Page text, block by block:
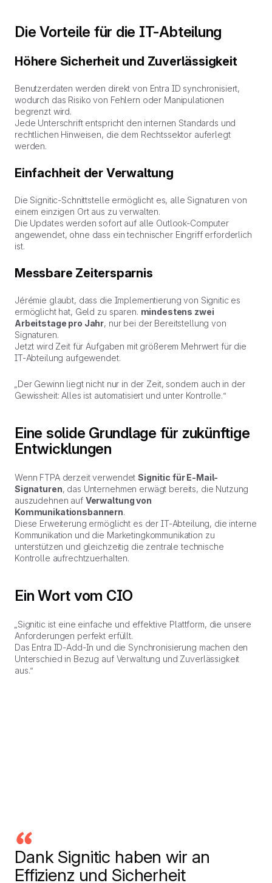
Die Vorteile für die IT-Abteilung
Höhere Sicherheit und Zuverlässigkeit
Benutzerdaten werden direkt von Entra ID synchronisiert,
wodurch das Risiko von Fehlern oder Manipulationen
begrenzt wird.
Jede Unterschrift entspricht den internen Standards und
rechtlichen Hinweisen, die dem Rechtssektor auferlegt
werden.
Einfachheit der Verwaltung
Die Signitic-Schnittstelle ermöglicht es, alle Signaturen von
einem einzigen Ort aus zu verwalten.
Die Updates werden sofort auf alle Outlook-Computer
angewendet, ohne dass ein technischer Eingriff erforderlich
ist.
Messbare Zeitersparnis
Jérémie glaubt, dass die Implementierung von Signitic es
ermöglicht hat, Geld zu sparen. mindestens zwei
Arbeitstage pro Jahr, nur bei der Bereitstellung von
Signaturen.
Jetzt wird Zeit für Aufgaben mit größerem Mehrwert für die
IT-Abteilung aufgewendet.
„Der Gewinn liegt nicht nur in der Zeit, sondern auch in der
Gewissheit: Alles ist automatisiert und unter Kontrolle.“
Eine solide Grundlage für zukünftige
Entwicklungen
Wenn FTPA derzeit verwendetSignitic für E-Mail-
Signaturen, das Unternehmen erwägt bereits, die Nutzung
auszudehnen auf Verwaltung von
Kommunikationsbannern.
Diese Erweiterung ermöglicht es der IT-Abteilung, die interne
Kommunikation und die Marketingkommunikation zu
unterstützen und gleichzeitig die zentrale technische
Kontrolle aufrechtzuerhalten.
Ein Wort vom CIO
„Signitic ist eine einfache und effektive Plattform, die unsere
Anforderungen perfekt erfüllt.
Das Entra ID-Add-In und die Synchronisierung machen den
Unterschied in Bezug auf Verwaltung und Zuverlässigkeit
aus.“
Dank Signitic haben wir an
Effizienz und Sicherheit